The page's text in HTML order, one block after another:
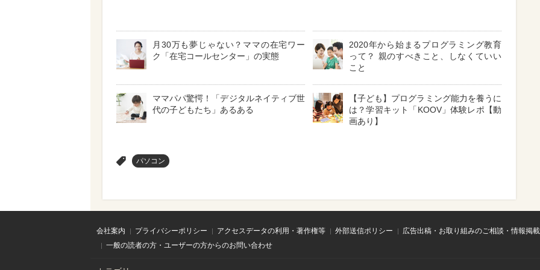
月30万も夢じゃない？ママの在宅ワー
ク「在宅コールセンター」の実態
2020年から始まるプログラミング教育
って？ 親のすべきこと、しなくていい
こと
ママパパ驚愕！「デジタルネイティブ世
代の子どもたち」あるある
【子ども】プログラミング能力を養うに
は？学習キット「KOOV」体験レポ【動
画あり】
パソコン
会社案内 プライバシーポリシー アクセスデータの利用・著作権等 外部送信ポリシー
広告出稿・お取り組みのご相談・情報掲
一般の読者の方・ユーザーの方からのお問い合わせ